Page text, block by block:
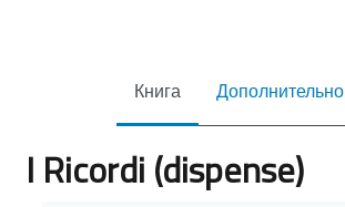
Книга Дополнительно
I Ricordi (dispense)